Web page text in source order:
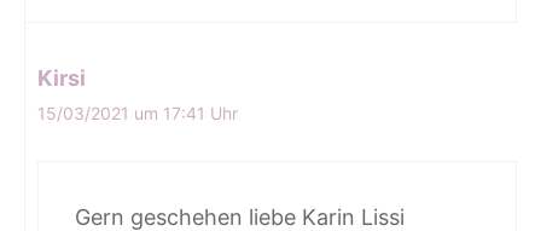
Kirsi
15/03/2021 um 17:41 Uhr
Gern geschehen liebe Karin Lissi